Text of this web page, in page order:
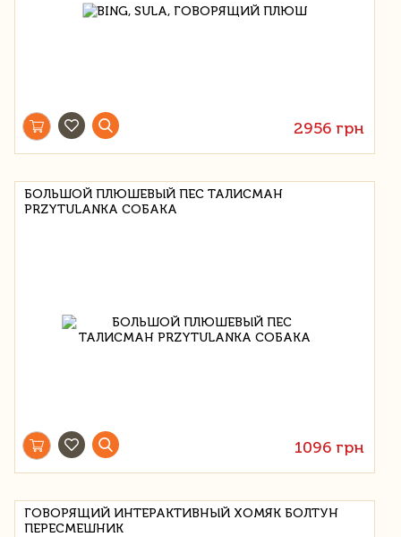
2956 грн
БОЛЬШОЙ ПЛЮШЕВЫЙ ПЕС ТАЛИСМАН
PRZYTULANKA СОБАКА
1096 грн
ГОВОРЯЩИЙ ИНТЕРАКТИВНЫЙ ХОМЯК БОЛТУН
ПЕРЕСМЕШНИК